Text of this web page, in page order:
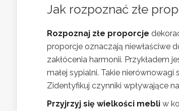
Jak rozpoznać złe
Rozpoznaj złe proporcje
proporcje oznaczają niewłaściwe
zakłócenia harmonii. Przykładem
małej sypialni. Takie
Zidentyfikuj czynniki wpływające na
Przyjrzyj się wielkości mebli w